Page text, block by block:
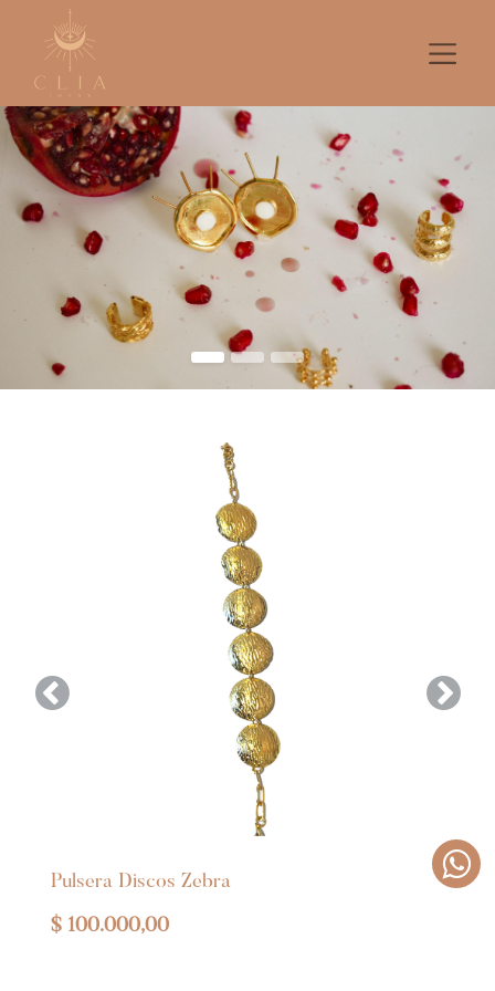
Pulsera Discos Zebra
$ 100.000,00
Anterior